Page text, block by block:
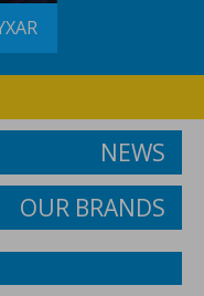
NEWS
OUR BRANDS